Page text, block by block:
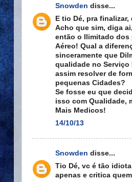
Snowden disse...
E tio Dé, pra
Acho que sim, diga
então o Ilimitado dos
Aéreo! Qual a
sinceramente que
qualidade no Serviço
assim resolver de
pequenas Cidades?
Se fosse eu que
isso com Qualidade,
Mais Medicos!
14/10/13
Snowden disse...
Tio Dé, vc é tão
apenas e critica